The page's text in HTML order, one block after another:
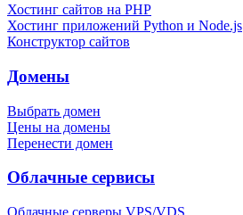
Хостинг сайтов на PHP
Хостинг приложений Python и Node.js
Конструктор сайтов
Домены
Выбрать домен
Цены на домены
Перенести домен
Облачные сервисы
Облачные серверы VPS/VDS